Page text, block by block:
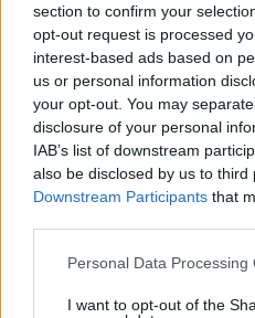
section to confirm your
opt-out request is processed
interest-based ads based on
us or personal information
your opt-out. You may
disclosure of your personal
IAB’s list of downstream
also be disclosed by us to third
Downstream Participants that
Please note that this website/
not limited to your visit or
Personal Data Processing
I want to opt-out of the
Altius dream home, μία από
Λευκάδας
πριν 6 λεπτά
Γιατί έβαλαν στο μάτι τα
μπλόκο στη Σκόπελο, τα
καταστροφή του «κόκκινου
πριν 22 λεπτά
Meridiam
πριν 24 λεπτά
πριν 33 λεπτά